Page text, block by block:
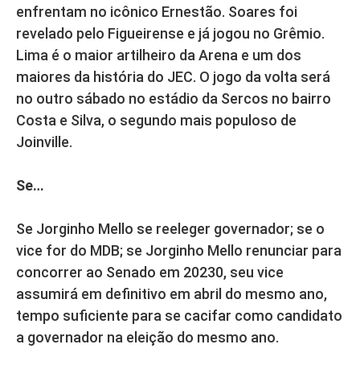
enfrentam no icônico Ernestão. Soares foi
revelado pelo Figueirense e já jogou no Grêmio.
Lima é o maior artilheiro da Arena e um dos
maiores da história do JEC. O jogo da volta será
no outro sábado no estádio da Sercos no bairro
Costa e Silva, o segundo mais populoso de
Joinville.
Se…
Se Jorginho Mello se reeleger governador; se o
vice for do MDB; se Jorginho Mello renunciar para
concorrer ao Senado em 20230, seu vice
assumirá em definitivo em abril do mesmo ano,
tempo suficiente para se cacifar como candidato
a governador na eleição do mesmo ano.